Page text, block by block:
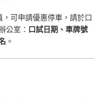
可申請優惠停車，請於口
公室： 口試日期、車牌號
。